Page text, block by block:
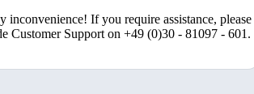
inconvenience! If you require assistance, please
Customer Support on +49 (0)30 - 81097 - 601.